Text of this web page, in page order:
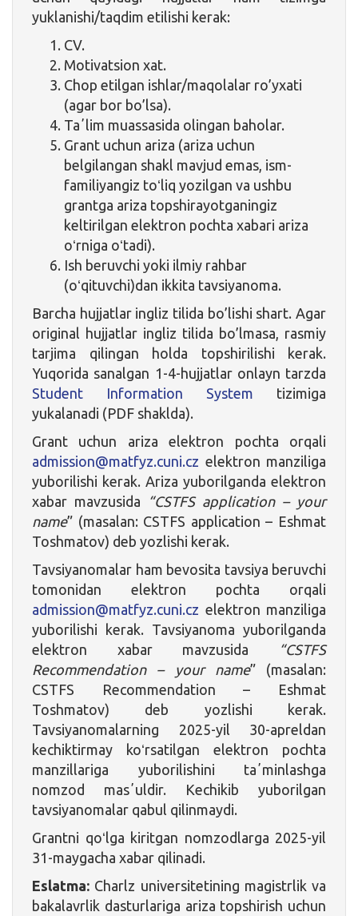
yuklanishi/taqdim etilishi kerak:
CV.
Motivatsion xat.
Chop etilgan ishlar/maqolalar ro’yxati
(agar bor bo’lsa).
Taʼlim muassasida olingan baholar.
Grant uchun ariza (ariza uchun
belgilangan shakl mavjud emas, ism-
familiyangiz toʻliq yozilgan va ushbu
grantga ariza topshirayotganingiz
keltirilgan elektron pochta xabari ariza
oʻrniga oʻtadi).
Ish beruvchi yoki ilmiy rahbar
(oʻqituvchi)dan ikkita tavsiyanoma.
Barcha hujjatlar ingliz tilida bo’lishi shart. Agar
original hujjatlar ingliz tilida bo’lmasa, rasmiy
tarjima qilingan holda topshirilishi kerak.
Yuqorida sanalgan 1-4-hujjatlar onlayn tarzda
Student Information System tizimiga
yukalanadi (PDF shaklda).
Grant uchun ariza elektron pochta orqali
admission@matfyz.cuni.cz elektron manziliga
yuborilishi kerak. Ariza yuborilganda elektron
xabar mavzusida
“CSTFS application – your
name” (masalan: CSTFS application – Eshmat
Toshmatov) deb yozlishi kerak.
Tavsiyanomalar ham bevosita tavsiya beruvchi
tomonidan elektron pochta orqali
admission@matfyz.cuni.cz elektron manziliga
yuborilishi kerak. Tavsiyanoma yuborilganda
elektron xabar mavzusida
“CSTFS
Recommendation – your name” (masalan:
CSTFS Recommendation – Eshmat
Toshmatov) deb yozlishi kerak.
Tavsiyanomalarning 2025-yil 30-apreldan
kechiktirmay koʻrsatilgan elektron pochta
manzillariga yuborilishini taʼminlashga
nomzod masʼuldir. Kechikib yuborilgan
tavsiyanomalar qabul qilinmaydi.
Grantni qoʻlga kiritgan nomzodlarga 2025-yil
31-maygacha xabar qilinadi.
Eslatma: Charlz universitetining magistrlik va
bakalavrlik dasturlariga ariza topshirish uchun